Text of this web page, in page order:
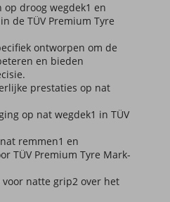
op droog wegdek1 en
de TÜV Premium Tyre
ontworpen om de
en bieden
prestaties op nat
op nat wegdek1 in TÜV
remmen1 en
TÜV Premium Tyre Mark-
voor natte grip2 over het